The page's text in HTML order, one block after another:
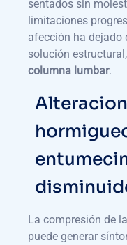
sentados sin
limitaciones
afección ha dejado
solución
columna lumbar.
La compresión de
puede generar